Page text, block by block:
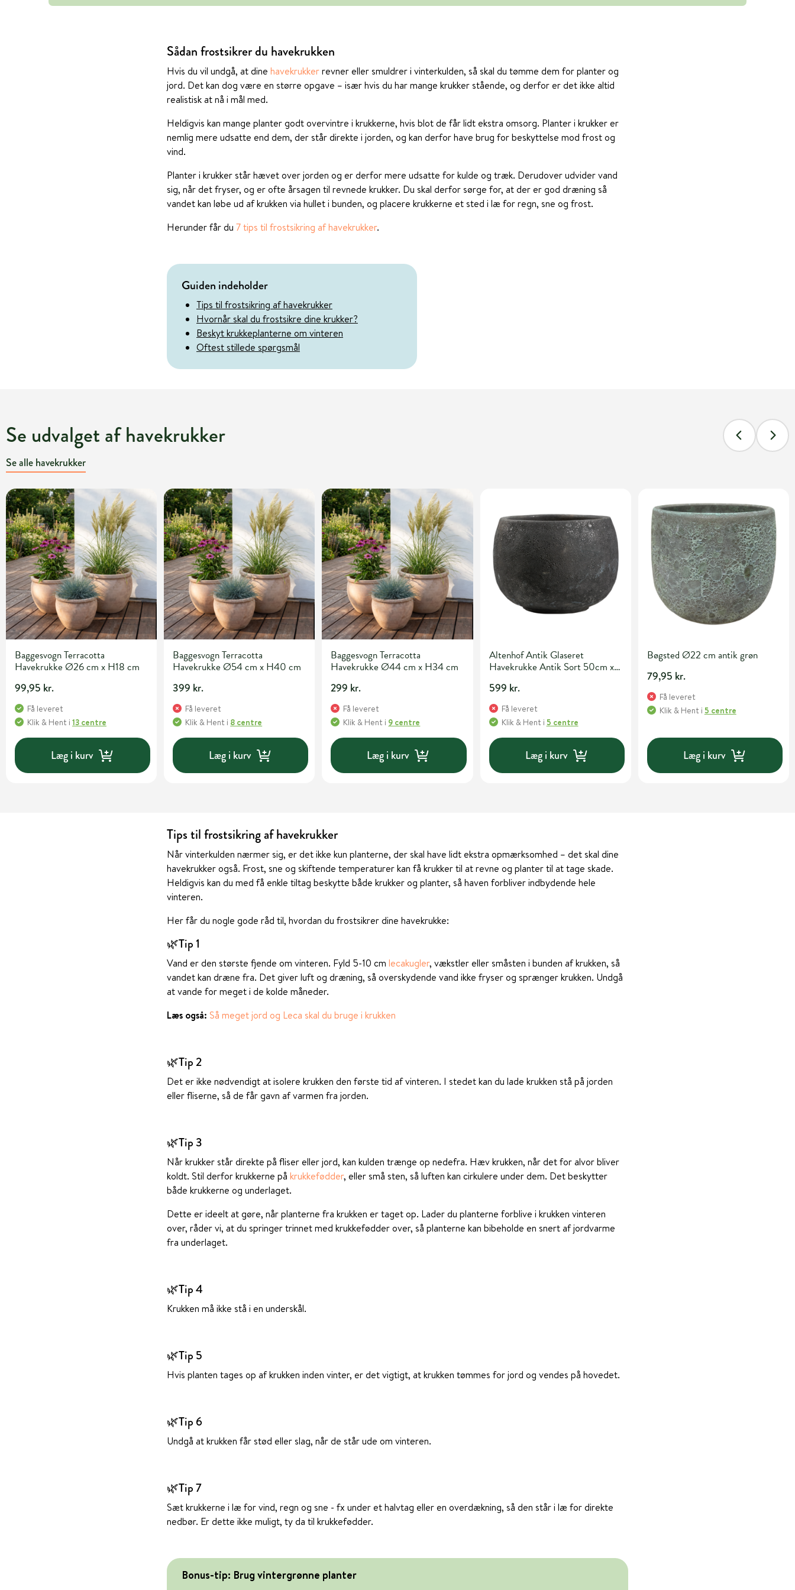
Sådan frostsikrer du havekrukken
Hvis du vil undgå, at dine havekrukkerrevner eller smuldrer i vinterkulden, så skal du tømme dem for planter og
jord. Det kan dog være en større opgave – især hvis du har mange krukker stående, og derfor er det ikke altid
realistisk at nå i mål med.
Heldigvis kan mange planter godt overvintre i krukkerne, hvis blot de får lidt ekstra omsorg. Planter i krukker er
nemlig mere udsatte end dem, der står direkte i jorden, og kan derfor have brug for beskyttelse mod frost og
vind.
Planter i krukker står hævet over jorden og er derfor mere udsatte for kulde og træk. Derudover udvider vand
sig, når det fryser, og er ofte årsagen til revnede krukker. Du skal derfor sørge for, at der er god dræning så
vandet kan løbe ud af krukken via hullet i bunden, og placere krukkerne et sted i læ for regn, sne og frost.
Herunder får du 7 tips til frostsikring af havekrukker.
Guiden indeholder
Tips til frostsikring af havekrukker
Hvornår skal du frostsikre dine krukker?
Beskyt krukkeplanterne om vinteren
Oftest stillede spørgsmål
Se udvalget af havekrukker
Se alle havekrukker
Baggesvogn Terracotta
Havekrukke Ø26 cm x H18 cm
99,95 kr.
Få leveret
Klik & Hent i 13 centre
Læg i kurv
Baggesvogn Terracotta
Havekrukke Ø54 cm x H40 cm
399 kr.
Få leveret
Klik & Hent i 8 centre
Læg i kurv
Baggesvogn Terracotta
Havekrukke Ø44 cm x H34 cm
299 kr.
Få leveret
Klik & Hent i 9 centre
Læg i kurv
Altenhof Antik Glaseret
Havekrukke Antik Sort 50cm x
599 kr.
Få leveret
Klik & Hent i 5 centre
Læg i kurv
Bøgsted Ø22 cm antik grøn
79,95 kr.
Få leveret
Klik & Hent i 5 centre
Læg i kurv
Tips til frostsikring af havekrukker
Når vinterkulden nærmer sig, er det ikke kun planterne, der skal have lidt ekstra opmærksomhed – det skal dine
havekrukker også. Frost, sne og skiftende temperaturer kan få krukker til at revne og planter til at tage skade.
Heldigvis kan du med få enkle tiltag beskytte både krukker og planter, så haven forbliver indbydende hele
vinteren.
Her får du nogle gode råd til, hvordan du frostsikrer dine havekrukke:
🌿Tip 1
Vand er den største fjende om vinteren. Fyld 5-10 cm lecakugler, vækstler eller småsten i bunden af krukken, så
vandet kan dræne fra. Det giver luft og dræning, så overskydende vand ikke fryser og sprænger krukken. Undgå
at vande for meget i de kolde måneder.
Læs også: Så meget jord og Leca skal du bruge i krukken
🌿Tip 2
Det er ikke nødvendigt at isolere krukken den første tid af vinteren. I stedet kan du lade krukken stå på jorden
eller fliserne, så de får gavn af varmen fra jorden.
🌿Tip 3
Når krukker står direkte på fliser eller jord, kan kulden trænge op nedefra. Hæv krukken, når det for alvor bliver
koldt. Stil derfor krukkerne på krukkefødder, eller små sten, så luften kan cirkulere under dem. Det beskytter
både krukkerne og underlaget.
Dette er ideelt at gøre, når planterne fra krukken er taget op. Lader du planterne forblive i krukken vinteren
over, råder vi, at du springer trinnet med krukkefødder over, så planterne kan bibeholde en snert af jordvarme
fra underlaget.
🌿Tip 4
Krukken må ikke stå i en underskål.
🌿Tip 5
Hvis planten tages op af krukken inden vinter, er det vigtigt, at krukken tømmes for jord og vendes på hovedet.
🌿Tip 6
Undgå at krukken får stød eller slag, når de står ude om vinteren.
🌿Tip 7
Sæt krukkerne i læ for vind, regn og sne - fx under et halvtag eller en overdækning, så den står i læ for direkte
nedbør. Er dette ikke muligt, ty da til krukkefødder.
Bonus-tip: Brug vintergrønne planter